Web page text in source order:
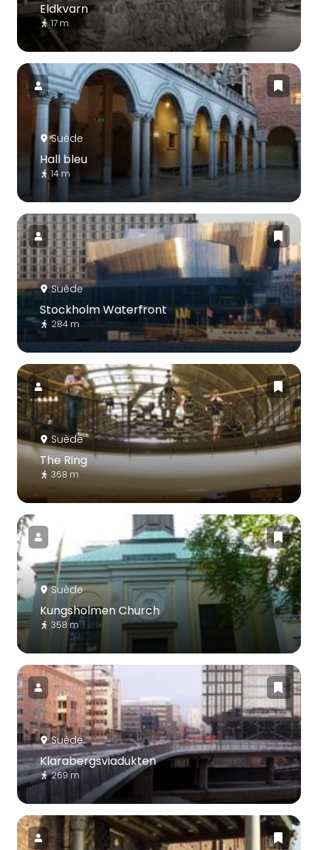
Eldkvarn
17 m
Suède
Hall bleu
14 m
Suède
Stockholm Waterfront
284 m
Suède
The Ring
368 m
Suède
Kungsholmen Church
358 m
Suède
Klarabergsviadukten
269 m